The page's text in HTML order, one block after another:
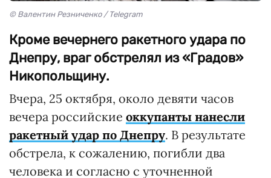
© Валентин Резниченко / Telegram
Кроме вечернего ракетного удара по
Днепру, враг обстрелял из «Градов»
Никопольщину.
Вчера, 25 октября, около девяти часов
вечера российские оккупанты нанесли
ракетный удар по Днепру. В результате
обстрела, к сожалению, погибли два
человека и согласно с уточненной